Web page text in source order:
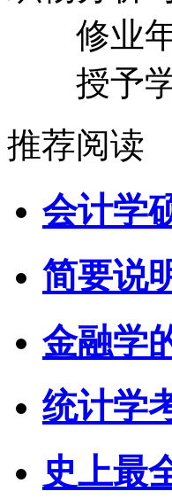
修业年
授予学
推荐阅读
会计学
简要说
金融学
统计学
史上最